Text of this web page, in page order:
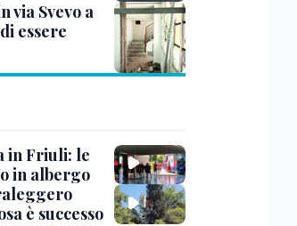
via Svevo a
essere
in Friuli: le
in albergo
è successo